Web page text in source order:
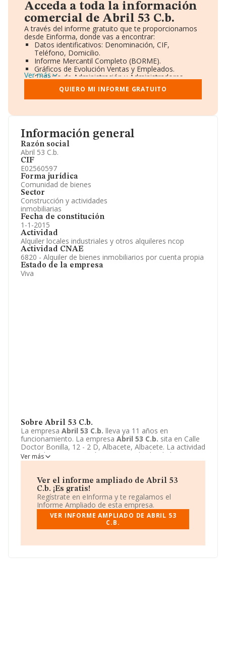
Información general
Razón social
Abril 53 C.b.
CIF
E02560597
Forma jurídica
Comunidad de bienes
Sector
Construcción y actividades
inmobiliarias
Fecha de constitución
1-1-2015
Actividad
Alquiler locales industriales y otros alquileres ncop
Actividad CNAE
6820 - Alquiler de bienes inmobiliarios por cuenta propia
Estado de la empresa
Viva
Sobre Abril 53 C.b.
La empresa Abril 53 C.b. lleva ya 11 años en
funcionamiento. La empresa Abril 53 C.b. sita en Calle
Doctor Bonilla, 12 - 2 D, Albacete, Albacete. La actividad
CNAE de esta compañía es 6820 - Alquiler de bienes
inmobiliarios por cuenta propia. La empreaAbril 53 C.b.
Ver más
Ver el informe ampliado de Abril 53
C.b. ¡Es gratis!
Regístrate en eInforma y te regalamos el
Informe Ampliado de esta empresa.
VER INFORME AMPLIADO DE ABRIL 53
C.B.
Acceda a toda la información
comercial de Abril 53 C.b.
A través del informe gratuito que te proporcionamos
desde Einforma, donde vas a encontrar:
Datos identificativos: Denominación, CIF,
Teléfono, Domicilio.
Informe Mercantil Completo (BORME).
Gráficos de Evolución Ventas y Empleados.
Consejo de Administración y Administradores.
Directivos y Ejecutivos.
Accionistas.
Participaciones y Vinculaciones en otras empresas.
Información oficial y registral complementaria.
Ver más
QUIERO MI INFORME GRATUITO